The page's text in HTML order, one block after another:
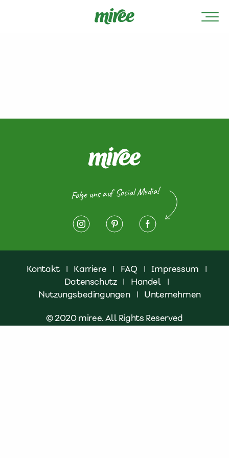
Folge uns auf Social Media!
Kontakt | Karriere | FAQ | Impressum
|
Datenschutz | Handel
|
Nutzungsbedingungen
| Unternehmen
© 2020 miree. All Rights Reserved